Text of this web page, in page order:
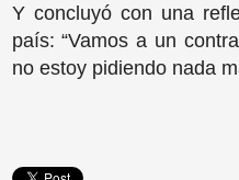
Y concluyó con una
país: “Vamos a un
no estoy pidiendo nada